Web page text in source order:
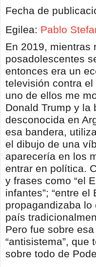
Fecha de
Egilea: Pablo
En 2019, mientras
posadolescentes
entonces era un
televisión contra
uno de ellos me
Donald Trump y la
desconocida en
esa bandera,
el dibujo de una
aparecería en los
entrar en política.
y frases como “el
infantes”; “entre
propagandizaba lo
país
Pero fue sobre
“antisistema”,
sobre todo de